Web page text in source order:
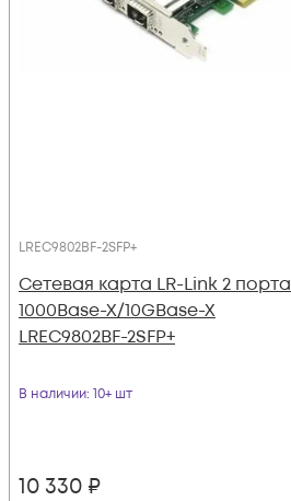
LREC9802BF-2SFP+
Сетевая карта LR-Link 2 порта
1000Base-X/10GBase-X
LREC9802BF-2SFP+
В наличии: 10+ шт
10 330 ₽